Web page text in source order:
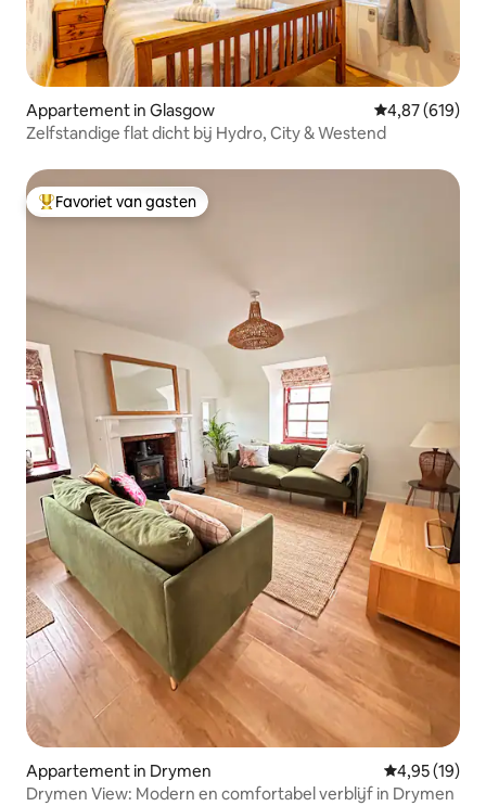
Appartement in Glasgow Gemiddelde
4,87 (619)
Zelfstandige flat dicht bij Hydro, City & Westend
Topfavoriet van gasten
Favoriet van gasten
Appartement in Drymen Gemiddelde
4,95 (19)
Drymen View: Modern en comfortabel verblijf in Drymen